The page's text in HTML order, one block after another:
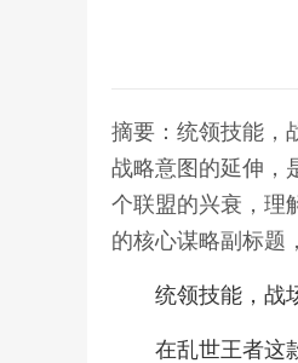
摘要：统领技能，
战略意图的延伸，
个联盟的兴衰，理
的核心谋略副标题
统领技能，战
在乱世王者这